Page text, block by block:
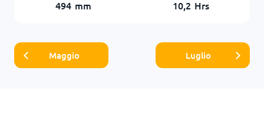
494 mm 10,2 Hrs
Maggio Luglio